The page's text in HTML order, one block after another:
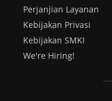
Perjanjian Layanan
Kebijakan Privasi
Kebijakan SMKI
We're Hiring!